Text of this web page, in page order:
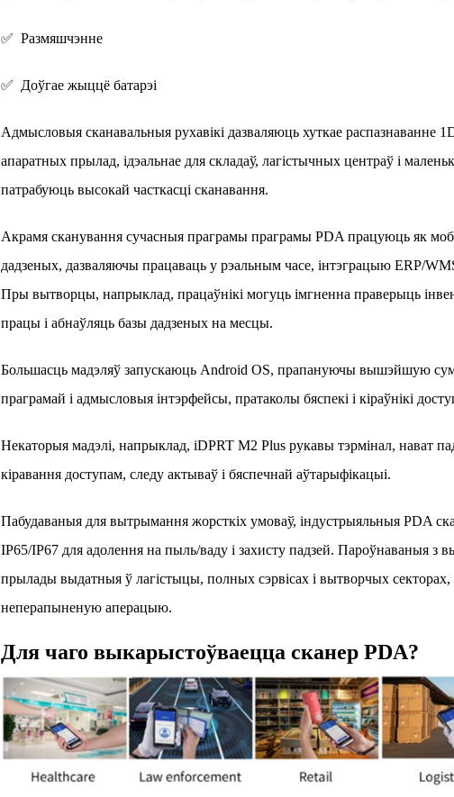
✅ Размяшчэнне
✅ Доўгае жыццё батарэі
Адмысловыя сканавальныя рухавікі дазваляюць хуткае распазнаванне
апаратных прылад, ідэальнае для складаў, лагістычных центраў і
патрабуюць высокай часткасці сканавання.
Акрамя сканування сучасныя праграмы праграмы PDA працуюць як
дадзеных, дазваляючы працаваць у рэальным часе, інтэграцыю ERP/
Пры вытворцы, напрыклад, працаўнікі могуць імгненна праверыць
працы і абнаўляць базы дадзеных на месцы.
Большасць мадэляў запускаюць Android OS, прапануючы вышэйшую
праграмай і адмысловыя інтэрфейсы, пратаколы бяспекі і кіраўнікі
Некаторыя мадэлі, напрыклад, iDPRT M2 Plus рукавы тэрмінал, нават
кіравання доступам, следу актываў і бяспечнай аўтарыфікацыі.
Пабудаваныя для вытрымання жорсткіх умоваў, індустрыяльныя PDA
IP65/IP67 для адолення на пыль/ваду і захисту падзей. Пароўнаваныя з
прылады выдатныя ў лагістыцы, полных сэрвісах і вытворчых секторах,
неперапыненую аперацыю.
Для чаго выкарыстоўваецца сканер PDA?